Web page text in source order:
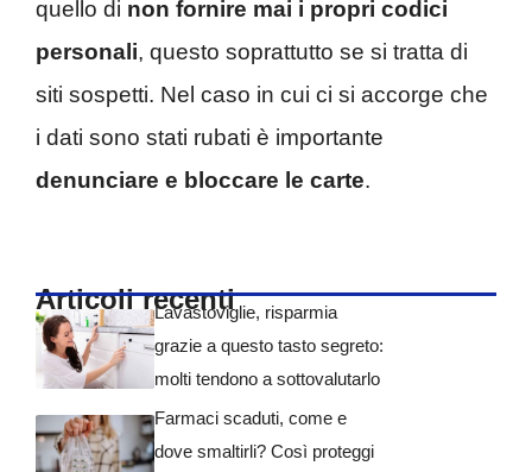
quello di non fornire mai i propri codici
personali, questo soprattutto se si tratta di
siti sospetti. Nel caso in cui ci si accorge che
i dati sono stati rubati è importante
denunciare e bloccare le carte.
Articoli recentiLavastoviglie, risparmia
grazie a questo tasto segreto:
molti tendono a sottovalutarlo
Farmaci scaduti, come e
dove smaltirli? Così proteggi